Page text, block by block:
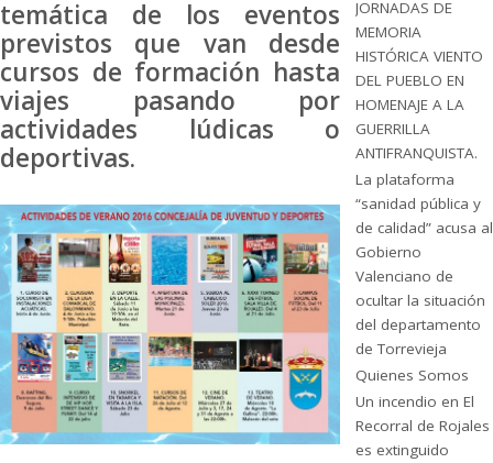
temática de los eventos
previstos que van desde
cursos de formación hasta
viajes pasando por
actividades lúdicas o
deportivas.
JORNADAS DE
MEMORIA
HISTÓRICA VIENTO
DEL PUEBLO EN
HOMENAJE A LA
GUERRILLA
ANTIFRANQUISTA.
La plataforma
“sanidad pública y
de calidad” acusa al
Gobierno
Valenciano de
ocultar la situación
del departamento
de Torrevieja
Quienes Somos
Un incendio en El
Recorral de Rojales
es extinguido